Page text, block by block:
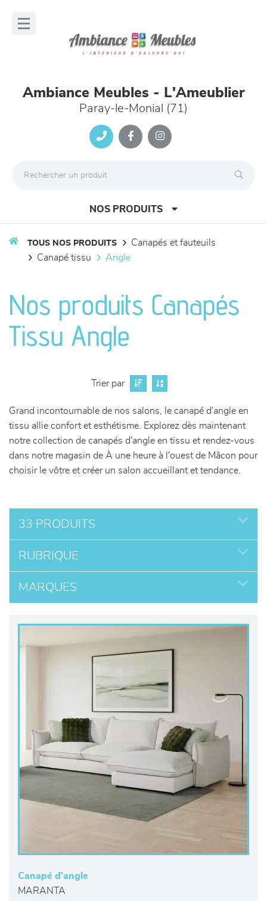
Ambiance Meubles - L'Ameublier
Paray-le-Monial (71)
NOS PRODUITS
séjours
meubles de complément
décoration
TOUS NOS PRODUITS
canapés et fauteuils
canapé tissu
angle
Nos produits Canapés
Tissu Angle
Trier par
Grand incontournable de nos salons, le canapé d'angle en
tissu allie confort et esthétisme. Explorez dès maintenant
notre collection de canapés d'angle en tissu et rendez-vous
dans notre magasin de À une heure à l'ouest de Mâcon pour
choisir le vôtre et créer un salon accueillant et tendance.
33 PRODUITS
RUBRIQUE
MARQUES
Canapé d’angle
MARANTA